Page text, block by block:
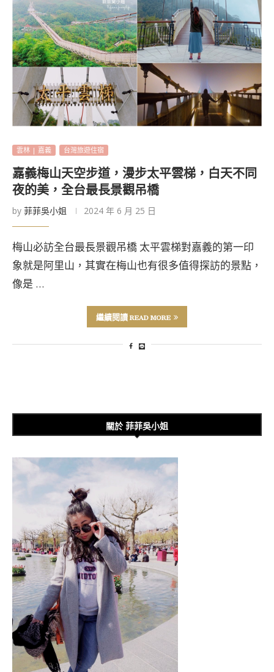
雲林 | 嘉義 台灣旅遊住宿
嘉義梅山天空步道，漫步太平雲梯，白天不同
夜的美，全台最長景觀吊橋
by 菲菲吳小姐 2024 年 6 月 25 日
梅山必訪全台最長景觀吊橋 太平雲梯對嘉義的第一印
象就是阿里山，其實在梅山也有很多值得探訪的景點，
像是 …
繼續閱讀 READ MORE
關於 菲菲吳小姐